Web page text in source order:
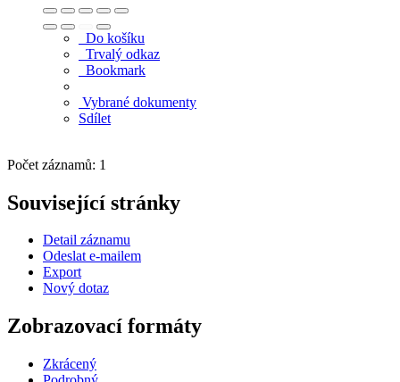
Do košíku
Trvalý odkaz
Bookmark
Vybrané dokumenty
Sdílet
Počet záznamů: 1
Související stránky
Detail záznamu
Odeslat e-mailem
Export
Nový dotaz
Zobrazovací formáty
Zkrácený